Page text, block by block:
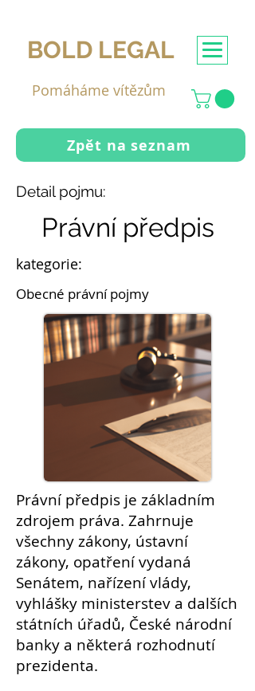
BOLD LEGAL
Pomáháme vítězům
Zpět na seznam
Detail pojmu:
Právní předpis
kategorie:
Obecné právní pojmy
Právní předpis je základním
zdrojem práva. Zahrnuje
všechny zákony, ústavní
zákony, opatření vydaná
Senátem, nařízenívlády,
vyhlášky ministerstev a dalších
státních úřadů, České národní
banky a některá rozhodnutí
prezidenta.